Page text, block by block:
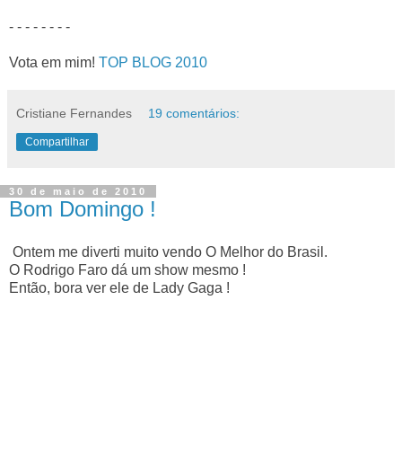
- - - - - - - -
Vota em mim! TOP BLOG 2010
Cristiane Fernandes 19 comentários:
Compartilhar
30 de maio de 2010
Bom Domingo !
Ontem me diverti muito vendo O Melhor do Brasil.
O Rodrigo Faro dá um show mesmo !
Então, bora ver ele de Lady Gaga !